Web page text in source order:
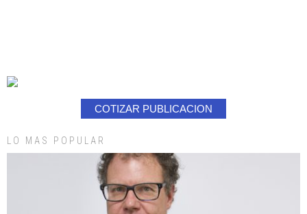
COTIZAR PUBLICACION
LO MAS POPULAR